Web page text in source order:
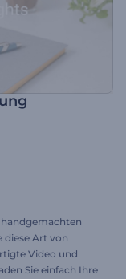
handgemachten
diese Art von
Video und
Sie einfach Ihre